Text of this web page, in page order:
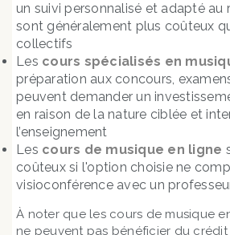
un suivi personnalisé et adapté au
sont généralement plus coûteux
collectifs
Les cours spécialisés en
préparation aux concours,
peuvent demander un
en raison de la nature ciblée et
l’enseignement
Les cours de musique en ligne
coûteux si l'option choisie ne
visioconférence avec un
À noter que les cours de musique
ne peuvent pas bénéficier du crédit